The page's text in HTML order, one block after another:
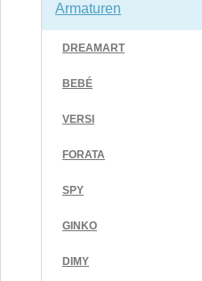
Armaturen
DREAMART
BEBÉ
VERSI
FORATA
SPY
GINKO
DIMY